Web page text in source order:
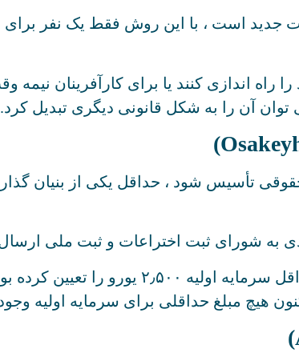
جدید است ، با این روش فقط یک نفر
اندازی کنند یا برای کارآفرینان نیمه
آن را به شکل قانونی دیگری تبدیل کرد.
تأسیس شود ، حداقل یکی از بنیان
به شورای ثبت اختراعات و ثبت ملی
در مورد شرکت با مسئولیت محدود ، قانون